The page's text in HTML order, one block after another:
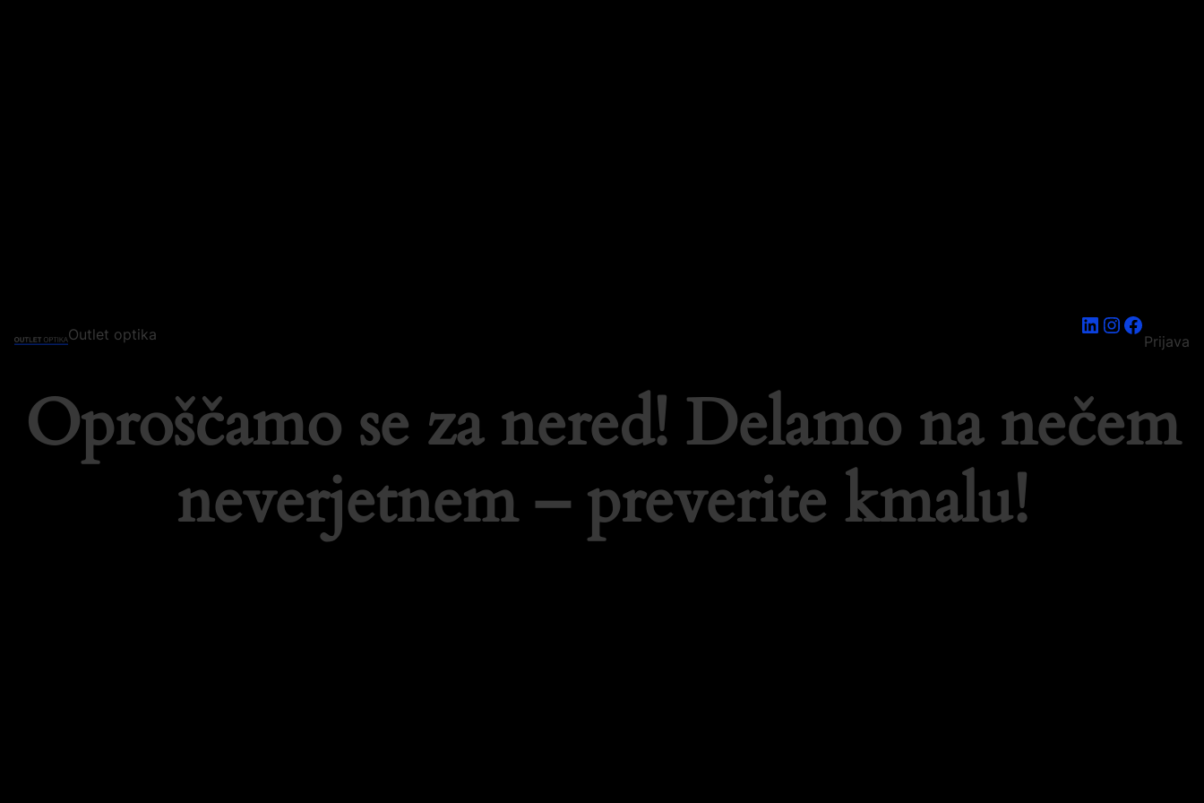
Outlet optika LinkedIn
Instagram
Prijava
Oproščamo se za nered! Delamo na nečem
neverjetnem – preverite kmalu!